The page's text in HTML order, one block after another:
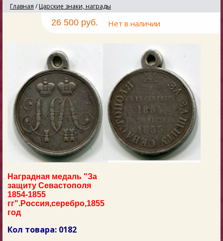
Главная / Царские знаки, награды
26 500 руб. Нет в наличии
Наградная медаль "За
защиту Севастополя
1854-1855
гг".Россия,серебро,1855
год
Кол товара: 0182